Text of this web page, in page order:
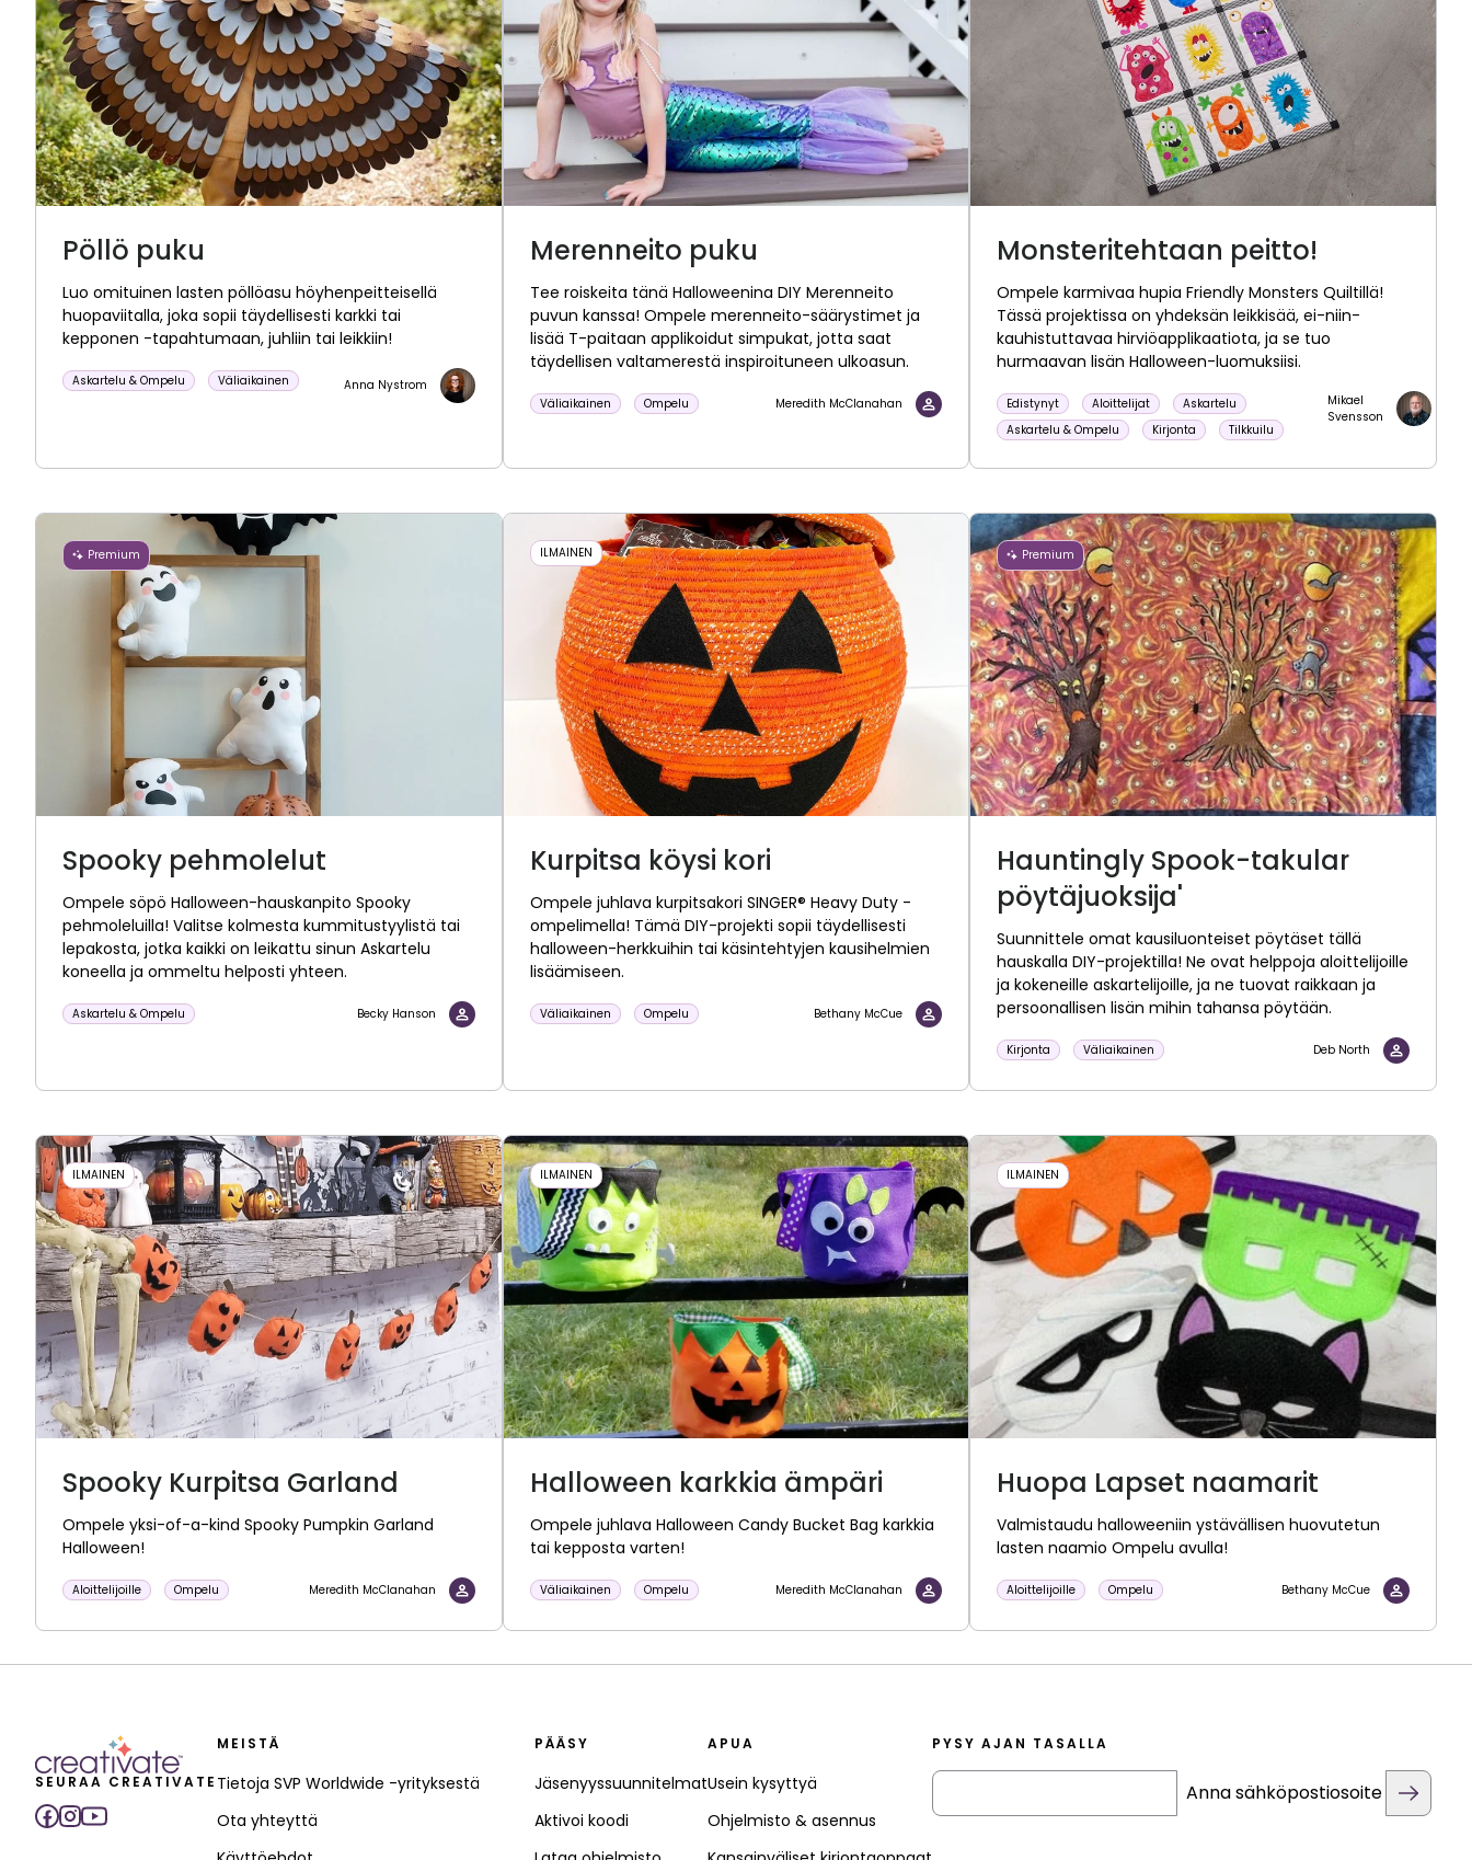
Pöllö puku
Luo omituinen lasten pöllöasu höyhenpeitteisellä
huopaviitalla, joka sopii täydellisesti karkki tai
kepponen -tapahtumaan, juhliin tai leikkiin!
Askartelu & Ompelu Väliaikainen Anna Nystrom
Merenneito puku
Tee roiskeita tänä Halloweenina DIY Merenneito
puvun kanssa! Ompele merenneito-säärystimet ja
lisää T-paitaan applikoidut simpukat, jotta saat
täydellisen valtamerestä inspiroituneen ulkoasun.
Väliaikainen Ompelu Meredith McClanahan
Monsteritehtaan peitto!
Ompele karmivaa hupia Friendly Monsters Quiltillä!
Tässä projektissa on yhdeksän leikkisää, ei-niin-
kauhistuttavaa hirviöapplikaatiota, ja se tuo
hurmaavan lisän Halloween-luomuksiisi.
Edistynyt Aloittelijat
Askartelu
Askartelu & Ompelu
Kirjonta Tilkkuilu
Mikael
Svensson
Premium
Spooky pehmolelut
Ompele söpö Halloween-hauskanpito Spooky
pehmoleluilla! Valitse kolmesta kummitustyylistä tai
lepakosta, jotka kaikki on leikattu sinun Askartelu
koneella ja ommeltu helposti yhteen.
Askartelu & Ompelu Becky Hanson
ILMAINEN
Kurpitsa köysi kori
Ompele juhlava kurpitsakori SINGER® Heavy Duty -
ompelimella! Tämä DIY-projekti sopii täydellisesti
halloween-herkkuihin tai käsintehtyjen kausihelmien
lisäämiseen.
Väliaikainen Ompelu Bethany McCue
Premium
Hauntingly Spook-takular
pöytäjuoksija'
Suunnittele omat kausiluonteiset pöytäset tällä
hauskalla DIY-projektilla! Ne ovat helppoja aloittelijoille
ja kokeneille askartelijoille, ja ne tuovat raikkaan ja
persoonallisen lisän mihin tahansa pöytään.
Kirjonta Väliaikainen Deb North
ILMAINEN
Spooky Kurpitsa Garland
Ompele yksi-of-a-kind Spooky Pumpkin Garland
Halloween!
Aloittelijoille Ompelu Meredith McClanahan
ILMAINEN
Halloween karkkia ämpäri
Ompele juhlava Halloween Candy Bucket Bag karkkia
tai kepposta varten!
Väliaikainen Ompelu Meredith McClanahan
ILMAINEN
Huopa Lapset naamarit
Valmistaudu halloweeniin ystävällisen huovutetun
lasten naamio Ompelu avulla!
Aloittelijoille Ompelu Bethany McCue
SEURAA CREATIVATE
MEISTÄ
Tietoja SVP Worldwide -yrityksestä
Ota yhteyttä
PÄÄSY
Jäsenyyssuunnitelmat
Aktivoi koodi
APUA
Usein kysyttyä
Ohjelmisto & asennus
PYSY AJAN TASALLA
Anna sähköpostiosoite